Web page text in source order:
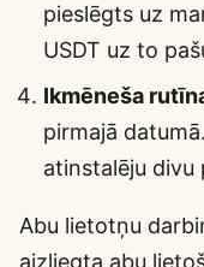
pieslēgts uz
USDT uz to
Ikmēneša
pirmajā
atinstalēju divu
Abu lietotņu
aizliegta abu